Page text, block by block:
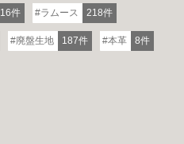
16件 ラムース 218件
廃盤生地 187件 本革 8件